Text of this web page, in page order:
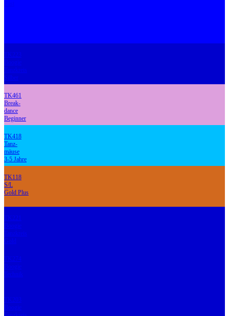
TK223
Boogie
Tanzkreis
Silber
TK461
Break-
dance
Beginner
TK418
Tanz-
mäuse
3-5 Jahre
TK118
S/L
Gold Plus
TK221
Boogie
Tanzkreis
Gold
TK274
Boogie
Technik
TK203
Boogie